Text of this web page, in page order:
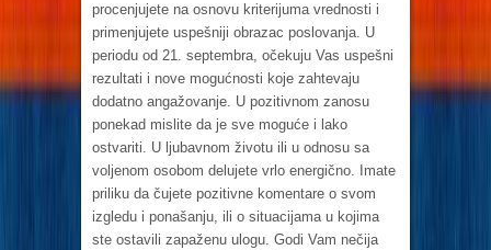
procenjujete na osnovu kriterijuma vrednosti i
primenjujete uspešniji obrazac poslovanja. U
periodu od 21. septembra, očekuju Vas uspešni
rezultati i nove mogućnosti koje zahtevaju
dodatno angažovanje. U pozitivnom zanosu
ponekad mislite da je sve moguće i lako
ostvariti. U ljubavnom životu ili u odnosu sa
voljenom osobom delujete vrlo energično. Imate
priliku da čujete pozitivne komentare o svom
izgledu i ponašanju, ili o situacijama u kojima
ste ostavili zapaženu ulogu. Godi Vam nečija